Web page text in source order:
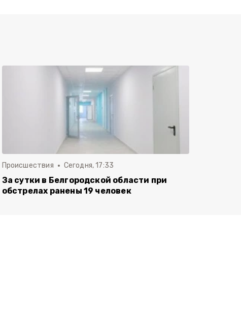
Происшествия Сегодня, 17:33
За сутки в Белгородской области при
обстрелах ранены 19 человек